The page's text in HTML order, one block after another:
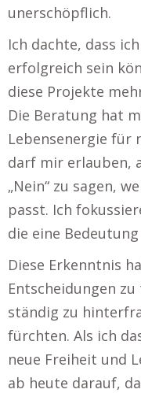
unerschöpflich.
Ich dachte, dass
erfolgreich sein
diese Projekte
Die Beratung hat
Lebensenergie für
darf mir erlauben,
„Nein“ zu sagen,
passt. Ich
die eine
Diese Erkenntnis
Entscheidungen
ständig zu
fürchten. Als ich
neue Freiheit und
ab heute darauf,